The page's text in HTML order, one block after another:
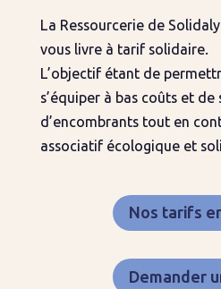
La Ressourcerie de
vous livre à tarif solidaire.
L’objectif étant de
s’équiper à bas coûts et de
d’encombrants tout en
associatif écologique et
Nos tarifs
Demander